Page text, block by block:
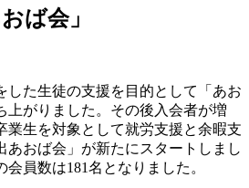
ば会」
した生徒の支援を目的として「あお
上がりました。その後入会者が増
業生を対象として就労支援と余暇支
あおば会」が新たにスタートしまし
員数は181名となりました。